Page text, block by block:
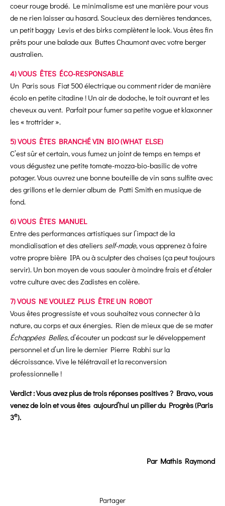
coeur rouge brodé. Le minimalisme est une manière pour vous
de ne rien laisser au hasard. Soucieux des dernières tendances,
un petit baggy Levis et des birks complètent le look. Vous êtes fin
prêts pour une balade aux Buttes Chaumont avec votre berger
australien.
4) VOUS ÊTES ÉCO-RESPONSABLE
Un Paris sous Fiat 500 électrique ou comment rider de manière
écolo en petite citadine ! Un air de dodoche, le toit ouvrant et les
cheveux au vent. Parfait pour fumer sa petite vogue et klaxonner
les « trottrider ».
5) VOUS ÊTES BRANCHÉ VIN BIO (WHAT ELSE)
C’est sûr et certain, vous fumez un joint de temps en temps et
vous dégustez une petite tomate-mozza-bio-basilic de votre
potager. Vous ouvrez une bonne bouteille de vin sans sulfite avec
des grillons et le dernier album de Patti Smith en musique de
fond.
6) VOUS ÊTES MANUEL
Entre des performances artistiques sur l’impact de la
mondialisation et des ateliers self-made, vous apprenez à faire
votre propre bière IPA ou à sculpter des chaises (ça peut toujours
servir). Un bon moyen de vous saouler à moindre frais et d’étaler
votre culture avec des Zadistes en colère.
7) VOUS NE VOULEZ PLUS ÊTRE UN ROBOT
Vous êtes progressiste et vous souhaitez vous connecter à la
nature, au corps et aux énergies. Rien de mieux que de se mater
Échappées Belles, d’écouter un podcast sur le développement
personnel et d’un lire le dernier Pierre Rabhi sur la
décroissance. Vive le télétravail et la reconversion
professionnelle !
Verdict : Vous avez plus de trois réponses positives ? Bravo, vous
venez de loin et vous êtes aujourd’hui un pilier du Progrès (Paris
3e).
Par Mathis Raymond
Partager